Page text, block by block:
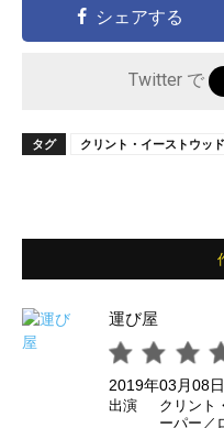
シェアする
Twitter で
タグ クリント・イーストウッド
運び屋
2019年03月08
出演
クリント
ーパー／